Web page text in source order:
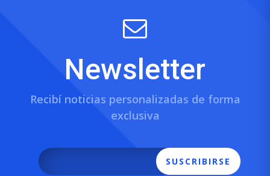
Newsletter
Recibí noticias personalizadas de forma
exclusiva
SUSCRIBIRSE